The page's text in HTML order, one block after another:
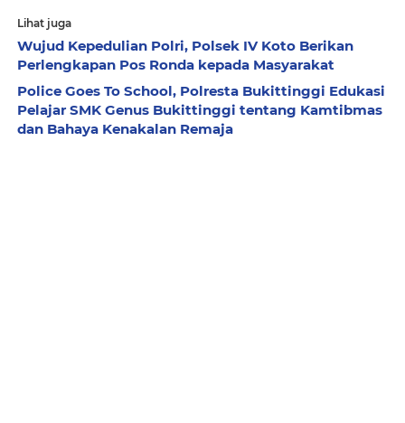
Lihat juga
Wujud Kepedulian Polri, Polsek IV Koto Berikan
Perlengkapan Pos Ronda kepada Masyarakat
Police Goes To School, Polresta Bukittinggi Edukasi
Pelajar SMK Genus Bukittinggi tentang Kamtibmas
dan Bahaya Kenakalan Remaja